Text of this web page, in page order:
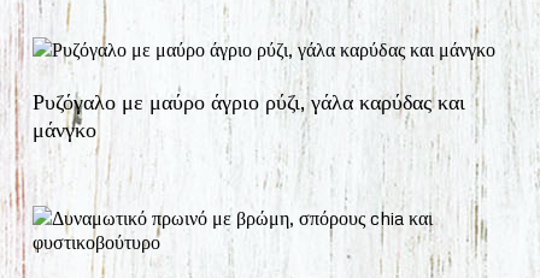
Ρυζόγαλο με μαύρο άγριο ρύζι, γάλα καρύδας και
μάνγκο